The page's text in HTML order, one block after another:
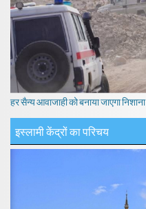
हर सैन्य आवाजाही को बनाया जाएगा निशाना
इस्लामी केंद्रों का परिचय